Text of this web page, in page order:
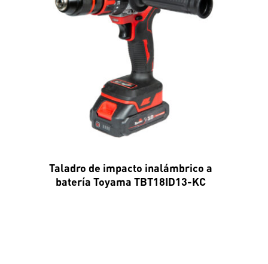
Taladro de impacto inalámbrico a
batería Toyama TBT18ID13-KC